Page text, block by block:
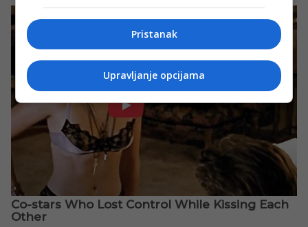
Pristanak
Upravljanje opcijama